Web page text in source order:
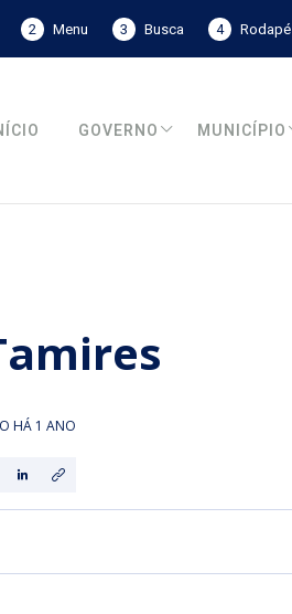
2 Menu 3 Busca 4 Rodapé
GOVERNO MUNICÍPIO
HÁ 1 ANO